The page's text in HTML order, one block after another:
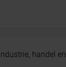
Industrie, handel